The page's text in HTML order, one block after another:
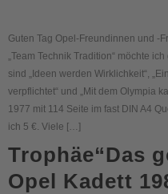
Guten Tag Opel-Freundinnen und -
„Team Technik Tradition“ möchte
sind „Ideen werden Wirklichkeit“,
verpflichtet“ und „Mit dem Olympia
1977 mit 114 Seite im fast DIN A4
ich 5 €. Viele […]
Trophäe“Das
Opel Kadett